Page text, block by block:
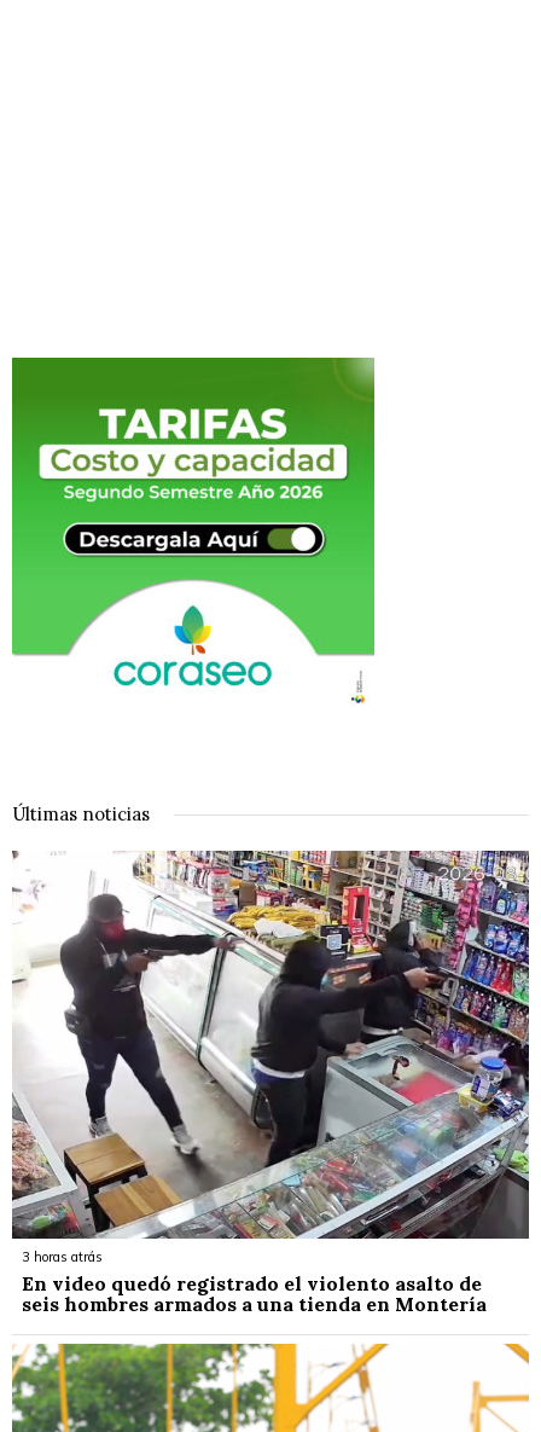
Últimas noticias
3 horas atrás
En video quedó registrado el violento asalto de
seis hombres armados a una tienda en Montería